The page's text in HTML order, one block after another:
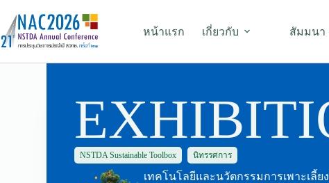
หน้าแรก เกี่ยวกับ สัมมนา
NSTDA Sustainable Toolbox นิทรรศการ
เทคโนโลยีและนวัตกรรมการเพาะเลี้